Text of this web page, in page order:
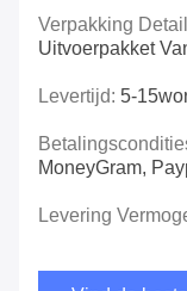
Verpakking
Uitvoerpakket
Levertijd: 5-
MoneyGram,
Levering